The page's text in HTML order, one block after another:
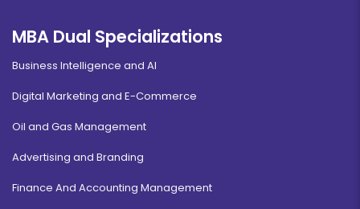
MBA Dual Specializations
Business Intelligence and AI
Digital Marketing and E-Commerce
Oil and Gas Management
Advertising and Branding
Finance And Accounting Management